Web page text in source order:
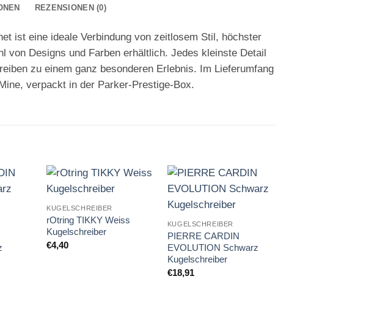
REZENSIONEN (0)
ist eine ideale Verbindung von zeitlosem Stil, höchster
von Designs und Farben erhältlich. Jedes kleinste Detail
zu einem ganz besonderen Erlebnis. Im Lieferumfang
verpackt in der Parker-Prestige-Box.
KUGELSCHREIBER
rOtring TIKKY Weiss
Kugelschreiber
€4,40
KUGELSCHREIBER
PIERRE CARDIN
EVOLUTION Schwarz
Kugelschreiber
€18,91